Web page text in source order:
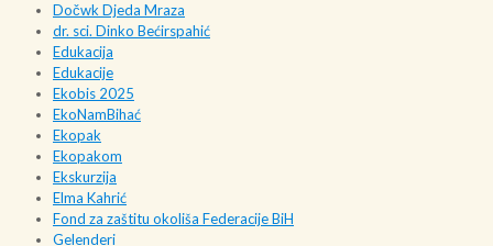
Dočwk Djeda Mraza
dr. sci. Dinko Bećirspahić
Edukacija
Edukacije
Ekobis 2025
EkoNamBihać
Ekopak
Ekopakom
Ekskurzija
Elma Kahrić
Fond za zaštitu okoliša Federacije BiH
Gelenderi